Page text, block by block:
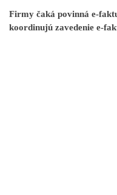
Firmy čaká povinná e-
koordinujú zavedenie e-